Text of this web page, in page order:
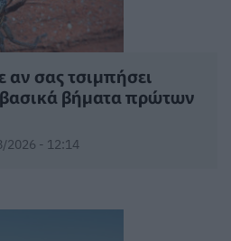
αν σας τσιμπήσει
βήματα πρώτων
2026 - 12:14